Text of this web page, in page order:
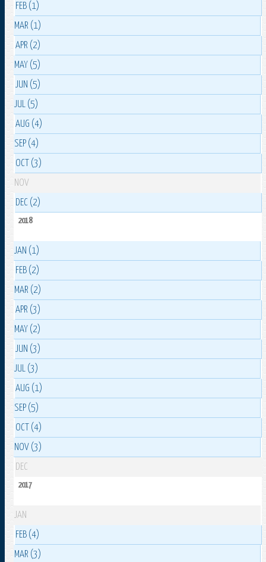
FEB (1)
MAR (1)
APR (2)
MAY (5)
JUN (5)
JUL (5)
AUG (4)
SEP (4)
OCT (3)
NOV
DEC (2)
2018
JAN (1)
FEB (2)
MAR (2)
APR (3)
MAY (2)
JUN (3)
JUL (3)
AUG (1)
SEP (5)
OCT (4)
NOV (3)
DEC
2017
JAN
FEB (4)
MAR (3)